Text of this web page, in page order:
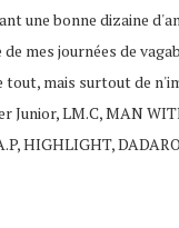
une bonne dizaine
mes journées de
tout, mais surtout de
Junior, LM.C, MAN
HIGHLIGHT,